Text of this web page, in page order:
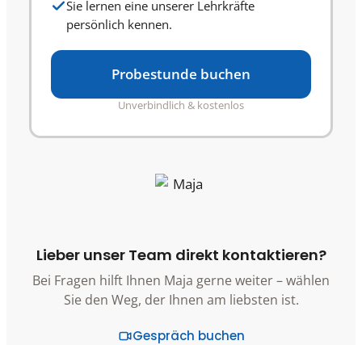
Sie lernen eine unserer Lehrkräfte
persönlich kennen.
Probestunde buchen
Unverbindlich & kostenlos
Lieber unser Team direkt kontaktieren?
Bei Fragen hilft Ihnen Maja gerne weiter – wählen
Sie den Weg, der Ihnen am liebsten ist.
Gespräch buchen